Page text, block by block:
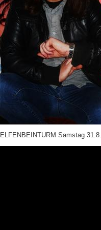
ELFENBEINTURM Samstag